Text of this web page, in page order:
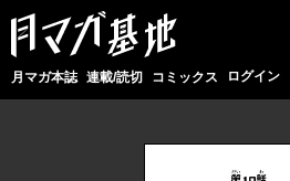
月マガ本誌 連載/読切 コミックス ログイン